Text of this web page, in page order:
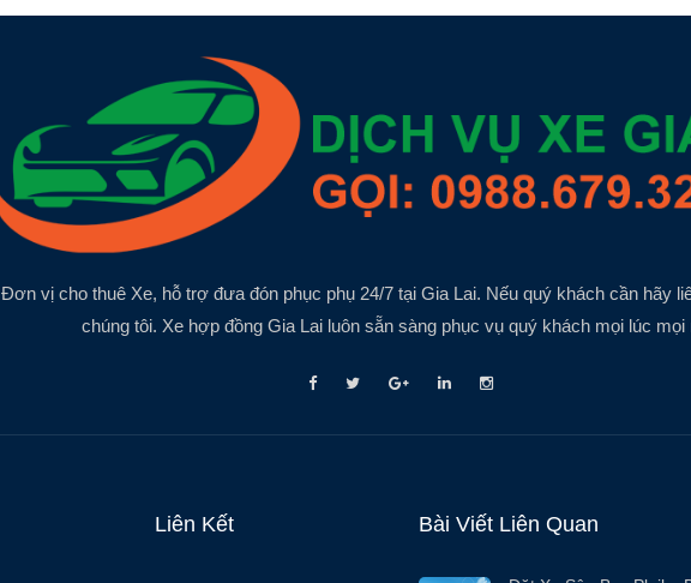
Đơn vị cho thuê Xe, hỗ trợ đưa đón phục phụ 24/7 tại Gia Lai. Nếu quý khách cần hãy
chúng tôi. Xe hợp đồng Gia Lai luôn sẵn sàng phục vụ quý khách mọi lúc mọi
Liên Kết Bài Viết Liên Quan